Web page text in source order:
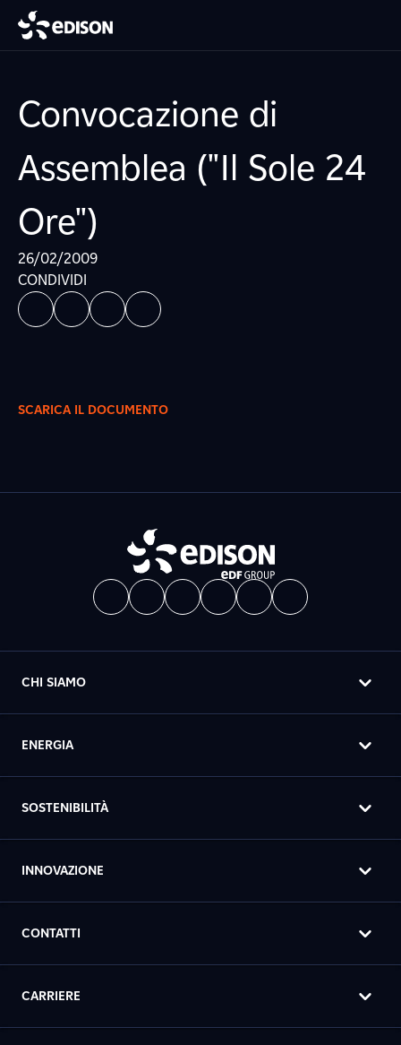
Convocazione di
Assemblea ("Il Sole 24
Ore")
26/02/2009
CONDIVIDI
SCARICA IL DOCUMENTO
CHI SIAMO
ENERGIA
SOSTENIBILITÀ
INNOVAZIONE
CONTATTI
CARRIERE